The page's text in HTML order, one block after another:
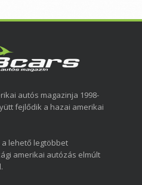
autós magazinja 1998-
fejlődik a hazai amerikai
lehető legtöbbet
amerikai autózás elmúlt